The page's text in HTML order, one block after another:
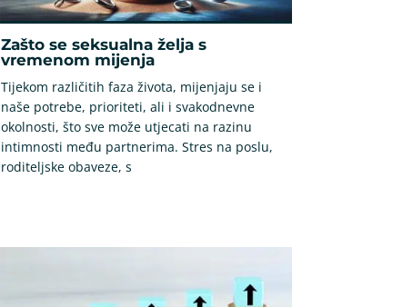
Zašto se seksualna želja s
vremenom mijenja
Tijekom različitih faza života, mijenjaju se i
naše potrebe, prioriteti, ali i svakodnevne
okolnosti, što sve može utjecati na razinu
intimnosti među partnerima. Stres na poslu,
roditeljske obaveze, s